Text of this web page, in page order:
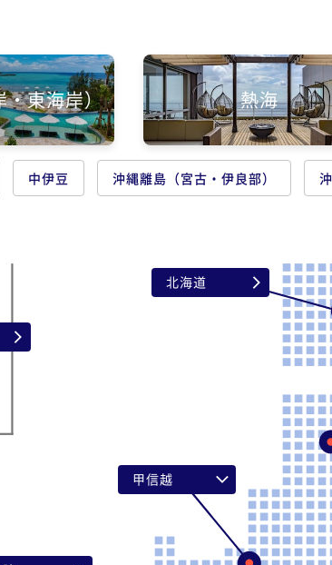
・東海岸） 熱海
中伊豆 沖縄離島（宮古・伊良部）
北海道
甲信越
山梨県